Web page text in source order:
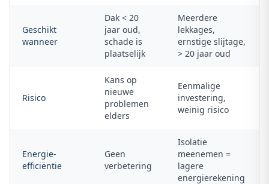
Geschikt
wanneer
Dak < 20
jaar oud,
schade is
plaatselijk
Meerdere
lekkages,
ernstige slijtage,
> 20 jaar oud
Risico
Kans op
nieuwe
problemen
elders
Eenmalige
investering,
weinig risico
Energie-
efficiëntie
Geen
verbetering
Isolatie
meenemen =
lagere
energierekening